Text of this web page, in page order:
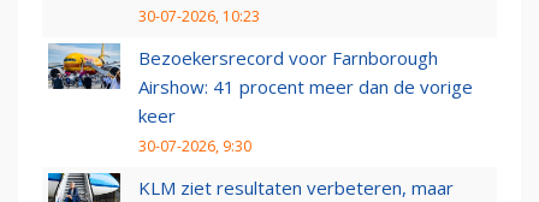
30-07-2026, 10:23
Bezoekersrecord voor Farnborough
Airshow: 41 procent meer dan de vorige
keer
30-07-2026, 9:30
KLM ziet resultaten verbeteren, maar